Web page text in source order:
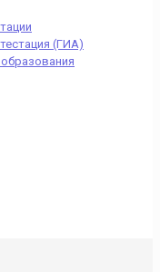
(ГИА)